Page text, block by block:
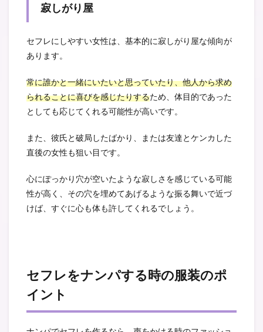
寂しがり屋
セフレにしやすい女性は、基本的に寂しがり屋な傾向が
あります。
常に誰かと一緒にいたいと思っていたり、他人から求め
られることに喜びを感じたりするため、体目的であった
としても応じてくれる可能性が高いです。
また、彼氏と破局したばかり、または友達とケンカした
直後の女性も狙い目です。
心にぽっかり穴が空いたような寂しさを感じている可能
性が高く、その穴を埋めてあげるような振る舞いで近づ
けば、すぐに心も体も許してくれるでしょう。
セフレをナンパする時の服装のポ
イント